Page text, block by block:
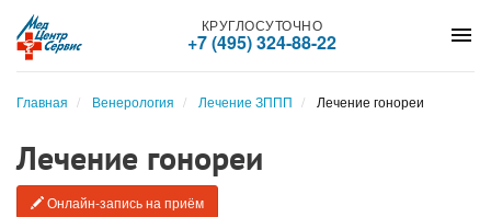
menu
КРУГЛОСУТОЧНО
+7 (495) 324-88-22
Главная Венерология Лечение ЗППП Лечение гонореи
Лечение гонореи
Онлайн-запись на приём